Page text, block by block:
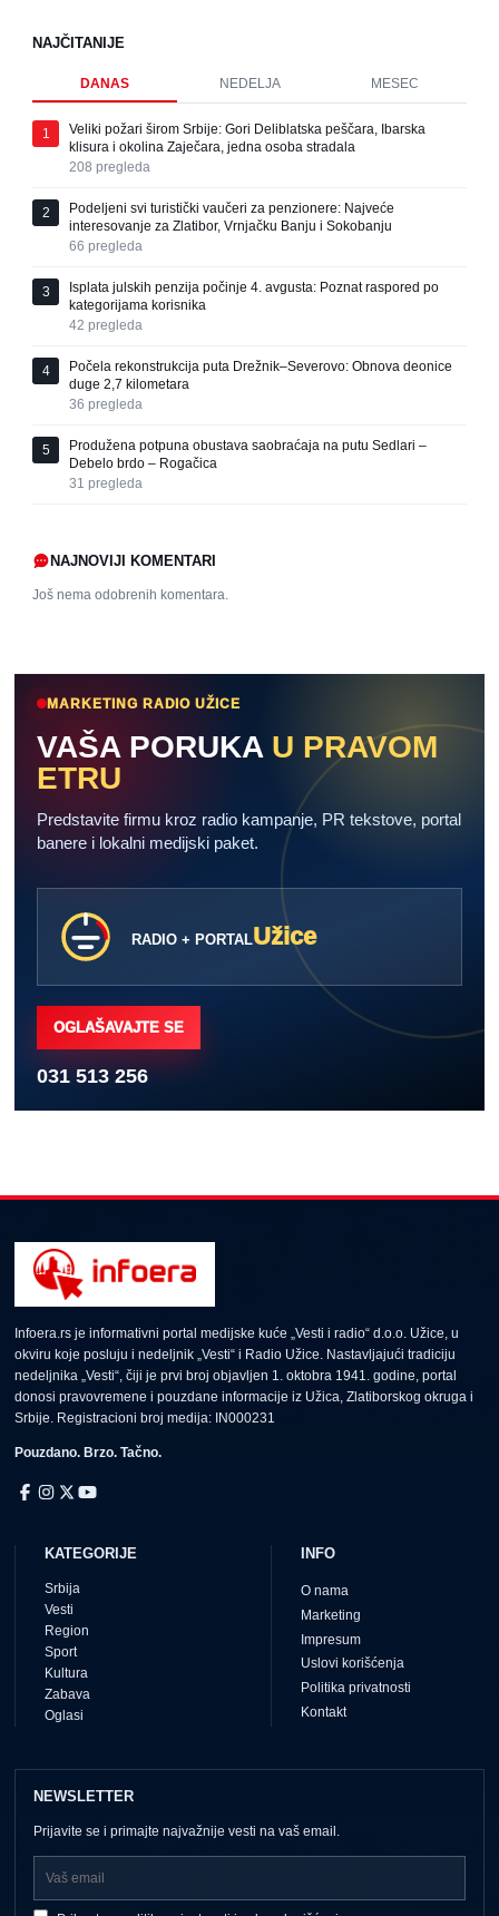
NAJČITANIJE
DANAS NEDELJA MESEC
1
Veliki požari širom Srbije: Gori Deliblatska peščara, Ibarska
klisura i okolina Zaječara, jedna osoba stradala
208 pregleda
2
Podeljeni svi turistički vaučeri za penzionere: Najveće
interesovanje za Zlatibor, Vrnjačku Banju i Sokobanju
66 pregleda
3
Isplata julskih penzija počinje 4. avgusta: Poznat raspored po
kategorijama korisnika
42 pregleda
4
Počela rekonstrukcija puta Drežnik–Severovo: Obnova deonice
duge 2,7 kilometara
36 pregleda
5
Produžena potpuna obustava saobraćaja na putu Sedlari –
Debelo brdo – Rogačica
31 pregleda
NAJNOVIJI KOMENTARI
Još nema odobrenih komentara.
MARKETING RADIO UŽICE
VAŠA PORUKA U PRAVOM
ETRU
Predstavite firmu kroz radio kampanje, PR tekstove, portal
banere i lokalni medijski paket.
RADIO + PORTALUžice
OGLAŠAVAJTE SE
031 513 256
Infoera.rs je informativni portal medijske kuće „Vesti i radio“ d.o.o. Užice, u
okviru koje posluju i nedeljnik „Vesti“ i Radio Užice. Nastavljajući tradiciju
nedeljnika „Vesti“, čiji je prvi broj objavljen 1. oktobra 1941. godine, portal
donosi pravovremene i pouzdane informacije iz Užica, Zlatiborskog okruga i
Srbije. Registracioni broj medija: IN000231
Pouzdano. Brzo. Tačno.
KATEGORIJE
Srbija
Vesti
Region
Sport
Kultura
Zabava
Oglasi
INFO
O nama
Marketing
Impresum
Uslovi korišćenja
Politika privatnosti
Kontakt
NEWSLETTER
Prijavite se i primajte najvažnije vesti na vaš email.